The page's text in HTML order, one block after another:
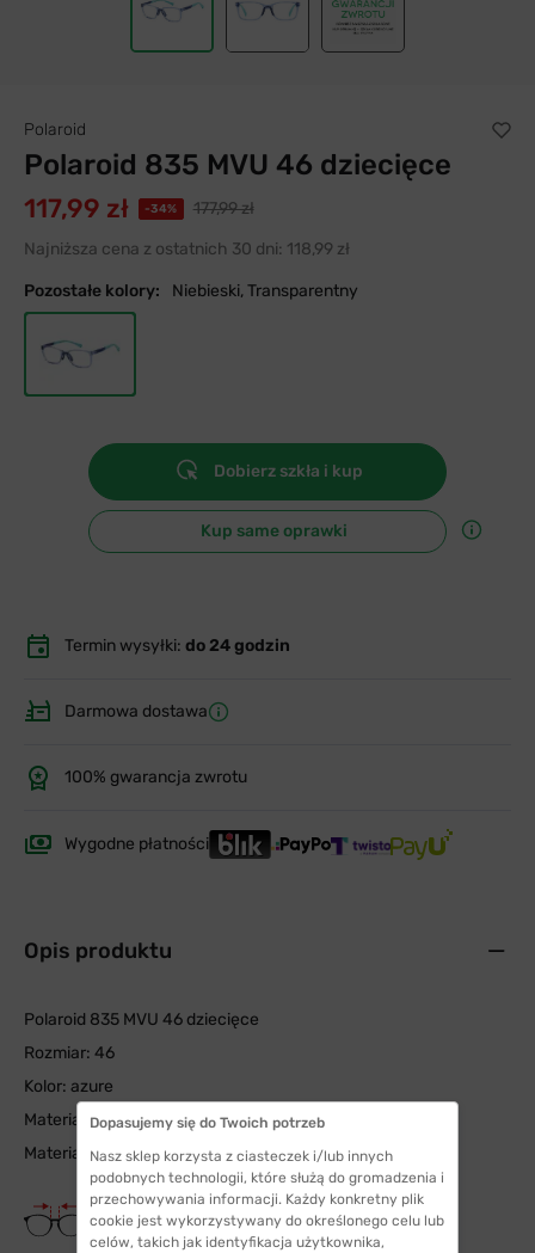
Polaroid
Polaroid 835 MVU 46 dziecięce
117,99 zł -34%
177,99 zł
Najniższa cena z ostatnich 30 dni: 118,99 zł
Pozostałe kolory: Niebieski, Transparentny
Dobierz szkła i kup
Kup same oprawki
Termin wysyłki: do 24 godzin
Darmowa dostawa
100% gwarancja zwrotu
Wygodne płatności
Opis produktu
Polaroid 835 MVU 46 dziecięce
Rozmiar: 46
Kolor: azure
Materiał frontu: eko poliamid
Materiał zausznika: eko guma
Szerokość mostka
16 mm
Dopasujemy się do Twoich potrzeb
Nasz sklep korzysta z ciasteczek i/lub innych
podobnych technologii, które służą do gromadzenia i
przechowywania informacji. Każdy konkretny plik
cookie jest wykorzystywany do określonego celu lub
celów, takich jak identyfikacja użytkownika,